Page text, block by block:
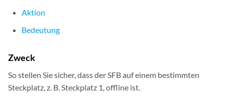
Aktion
Bedeutung
Zweck
So stellen Sie sicher, dass der SFB auf einem bestimmten
Steckplatz, z. B. Steckplatz 1, offline ist.